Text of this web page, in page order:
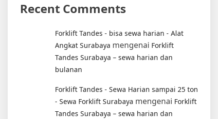
Recent Comments
Forklift Tandes - bisa sewa harian - Alat
Angkat Surabaya mengenai Forklift
Tandes Surabaya – sewa harian dan
bulanan
Forklift Tandes - Sewa Harian sampai 25 ton
- Sewa Forklift Surabaya mengenai Forklift
Tandes Surabaya – sewa harian dan